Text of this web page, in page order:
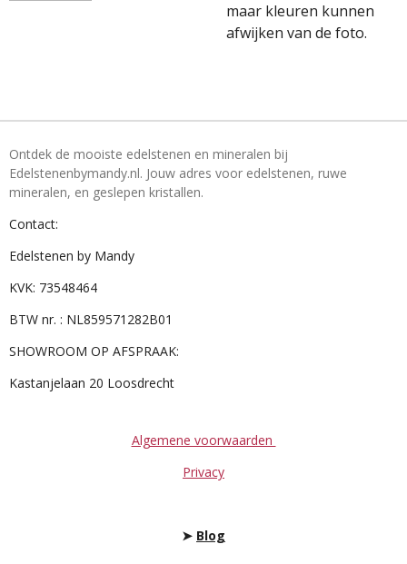
maar kleuren kunnen
afwijken van de foto.
Ontdek de mooiste edelstenen en mineralen bij
Edelstenenbymandy.nl. Jouw adres voor edelstenen, ruwe
mineralen, en geslepen kristallen.
Contact:
Edelstenen by Mandy
KVK: 73548464
BTW nr. : NL859571282B01
SHOWROOM OP AFSPRAAK:
Kastanjelaan 20 Loosdrecht
Algemene voorwaarden
Privacy
➤ Blog